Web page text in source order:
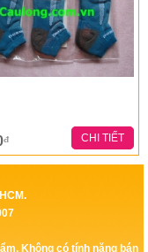
đ CHI TIẾT
Không có tính năng bán